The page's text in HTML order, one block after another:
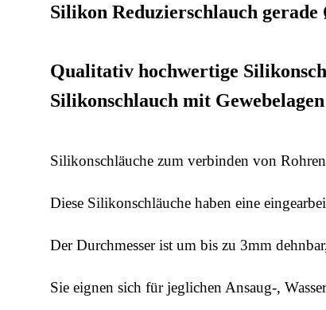
Silikon Reduzierschlauch gerade
Qualitativ hochwertige
Silikonschlauch mit Gewebelagen
Silikonschläuche zum verbinden von
Diese Silikonschläuche haben eine
Der Durchmesser ist um bis zu 3mm
Sie eignen sich für jeglichen Ansaug-,